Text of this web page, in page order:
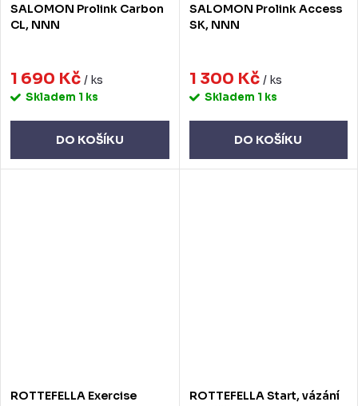
SALOMON Prolink Carbon
CL, NNN
1 690 Kč / ks
Skladem 1 ks
DO KOŠÍKU
SALOMON Prolink Access
SK, NNN
1 300 Kč / ks
Skladem 1 ks
DO KOŠÍKU
ROTTEFELLA Exercise
ROTTEFELLA Start, vázání